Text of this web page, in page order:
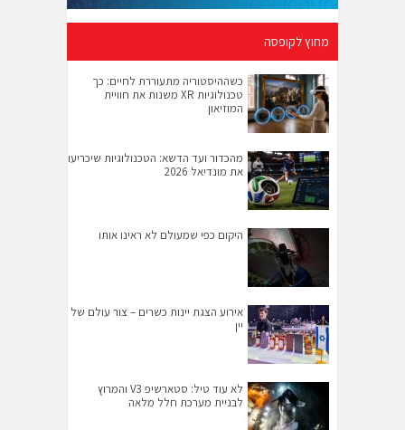
מחוץ לקופסה
כשההיסטוריה מתעוררת לחיים: כך
טכנולוגיות XR משנות את חוויית
המוזיאון
מהכדור ועד הדשא: הטכנולוגיות שיכריעו
את מונדיאל 2026
היקום כפי שמעולם לא ראינו אותו
אירוע הצגת יינות כשרים – צור עולם של
יין
לא עוד טיל: סטארשיפ V3 והמרוץ
לבניית מערכת חלל מלאה